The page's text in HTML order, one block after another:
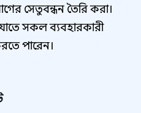
সেতুবন্ধন তৈরি করা।
সকল ব্যবহারকারী
পারেন।